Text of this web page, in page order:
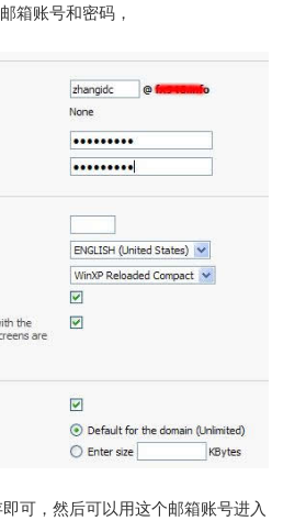
箱账号和密码，
可，然后可以用这个邮箱账号进入